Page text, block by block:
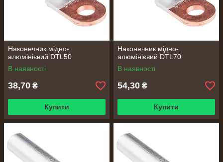
Наконечник мідно-
алюмінієвий DTL50
В наявності
38,70 ₴
Купити
Наконечник мідно-
алюмінієвий DTL70
В наявності
54,30 ₴
Купити